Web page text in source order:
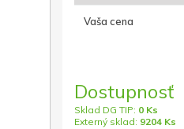
Vaša cena
Dostupnosť
Sklad DG TIP: 0 Ks
Externý sklad: 9204 Ks